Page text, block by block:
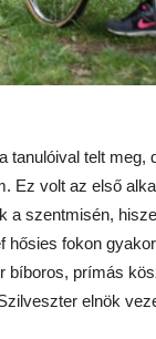
telt meg,
Ez volt az első
a szentmisén,
hősies fokon
bíboros, prímás
elnök